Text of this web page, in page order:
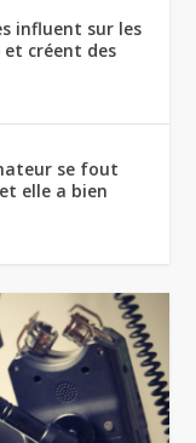
influent sur les
créent des
se fout
elle a bien